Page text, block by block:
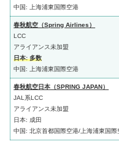
中国: 上海浦東国際空港
春秋航空（Spring Airlines）
LCC
アライアンス未加盟
日本: 多数
中国: 上海浦東国際空港
春秋航空日本（SPRING JAPAN）
JAL系LCC
アライアンス未加盟
日本: 成田
中国: 北京首都国際空港/上海浦東国際